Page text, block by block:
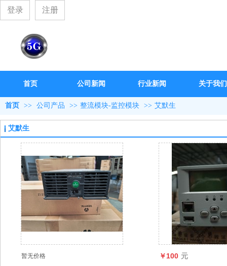
登录 注册
首页 公司新闻 行业新闻 关于我们
首页 >> 公司产品 >> 整流模块-监控模块 >> 艾默生
艾默生
暂无价格 ￥100 元